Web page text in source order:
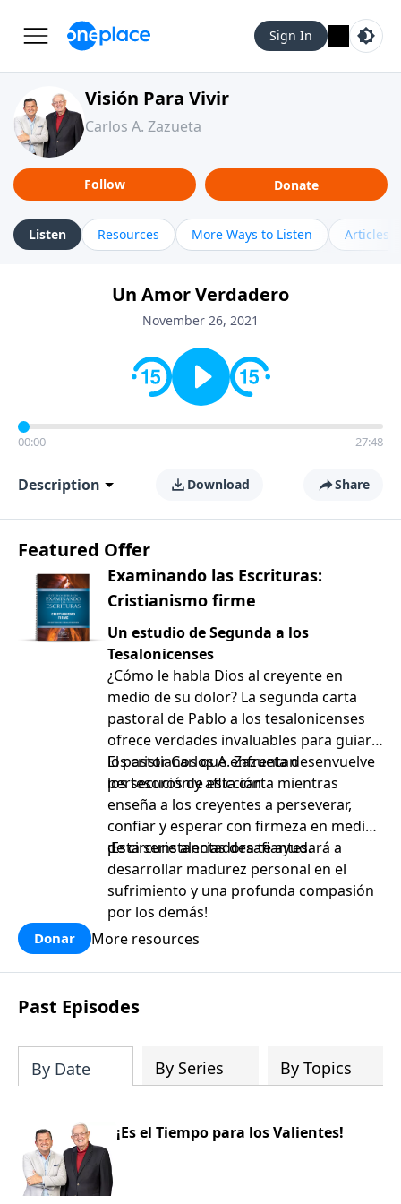
Sign In
Visión Para Vivir
Carlos A. Zazueta
Follow Donate
Listen Resources More Ways to Listen Articles
Un Amor Verdadero
November 26, 2021
00:00 27:48
Description Download Share
Featured Offer
Examinando las Escrituras:
Cristianismo firme
Un estudio de Segunda a los
Tesalonicenses
¿Cómo le habla Dios al creyente en
medio de su dolor? La segunda carta
pastoral de Pablo a los tesalonicenses
ofrece verdades invaluables para guiar a
los cristianos que enfrentan
persecución y aflicción.
El pastor Carlos A. Zazueta desenvuelve
los tesoros de esta carta mientras
enseña a los creyentes a perseverar,
confiar y esperar con firmeza en medio
de circunstancias desafiantes.
¡Esta serie alentadora te ayudará a
desarrollar madurez personal en el
sufrimiento y una profunda compasión
por los demás!
Donar More resources
Past Episodes
By Date By Series By Topics
¡Es el Tiempo para los Valientes!